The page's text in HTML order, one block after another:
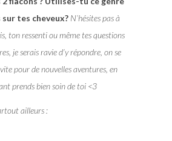
tes cheveux? N’hésites pas à
ton ressenti ou même tes questions
je serais ravie d’y répondre, on se
pour de nouvelles aventures, en
prends bien soin de toi <3
ailleurs :